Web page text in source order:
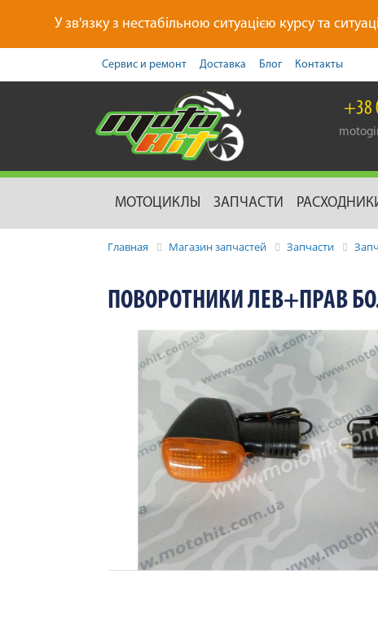
У зв'язку з нестабільною ситуацією курсу та
Сервис и ремонт Доставка Блог Контакты
+38
МОТОЦИКЛЫ ЗАПЧАСТИ
Главная Магазин запчастей Запчасти
ПОВОРОТНИКИ ЛЕВ+ПРАВ